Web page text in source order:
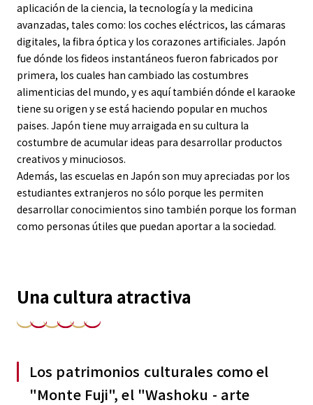
aplicación de la ciencia, la tecnología y la medicina
avanzadas, tales como: los coches eléctricos, las cámaras
digitales, la fibra óptica y los corazones artificiales. Japón
fue dónde los fideos instantáneos fueron fabricados por
primera, los cuales han cambiado las costumbres
alimenticias del mundo, y es aquí también dónde el karaoke
tiene su origen y se está haciendo popular en muchos
paises. Japón tiene muy arraigada en su cultura la
costumbre de acumular ideas para desarrollar productos
creativos y minuciosos.
Además, las escuelas en Japón son muy apreciadas por los
estudiantes extranjeros no sólo porque les permiten
desarrollar conocimientos sino también porque los forman
como personas útiles que puedan aportar a la sociedad.
Una cultura atractiva
Los patrimonios culturales como el
"Monte Fuji", el "Washoku - arte